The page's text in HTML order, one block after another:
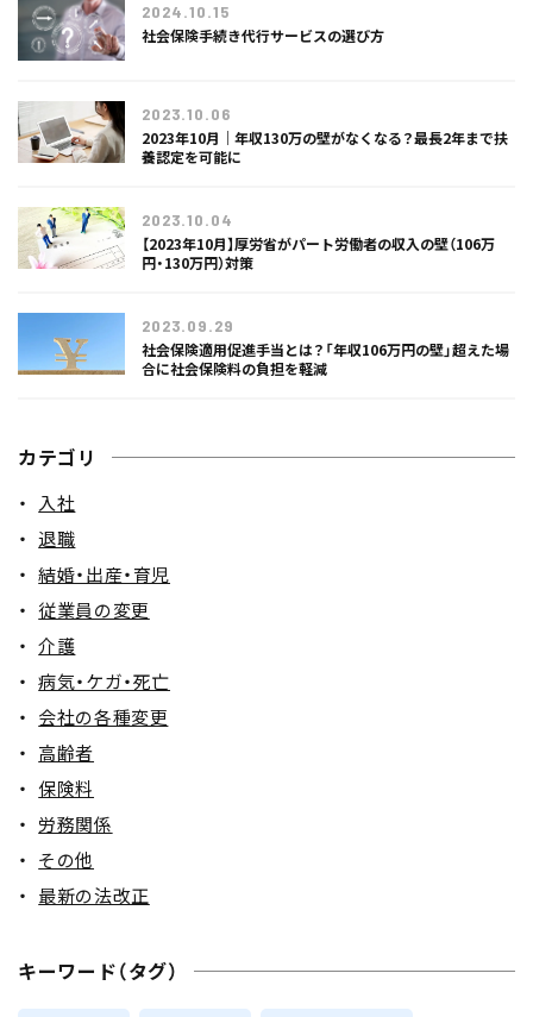
2024.10.15
社会保険手続き代行サービスの選び方
2023.10.06
2023年10月｜年収130万の壁がなくなる？最長2年まで扶
養認定を可能に
2023.10.04
【2023年10月】厚労省がパート労働者の収入の壁（106万
円・130万円）対策
2023.09.29
社会保険適用促進手当とは？「年収106万円の壁」超えた場
合に社会保険料の負担を軽減
カテゴリ
入社
退職
結婚・出産・育児
従業員の変更
介護
病気・ケガ・死亡
会社の各種変更
高齢者
保険料
労務関係
その他
最新の法改正
キーワード（タグ）